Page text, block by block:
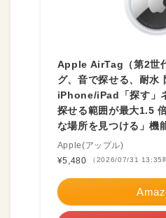
Apple AirTag（第2世
グ、音で探せる、耐水
iPhone/iPad「探す」
探せる範囲が最大1.5
な場所を見つける」機
Apple(アップル)
¥5,480
（2026/07/31 13:35